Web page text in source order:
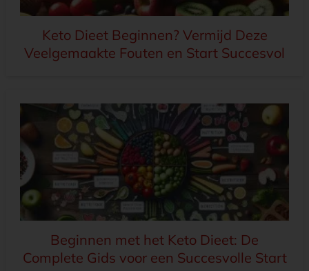
Keto Dieet Beginnen? Vermijd Deze
Veelgemaakte Fouten en Start Succesvol
Beginnen met het Keto Dieet: De
Complete Gids voor een Succesvolle Start